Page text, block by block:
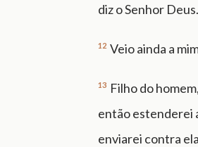
diz o Senhor Deus.
12 Veio ainda a
13 Filho do
então estenderei
enviarei contra